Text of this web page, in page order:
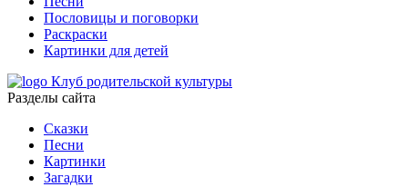
Пословицы и поговорки
Раскраски
Картинки для детей
Клуб родительской культуры
Разделы сайта
Сказки
Песни
Картинки
Загадки